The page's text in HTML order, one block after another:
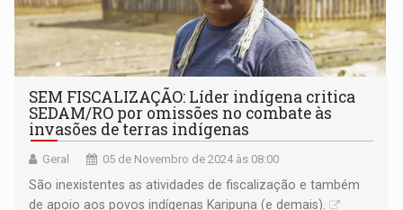
SEM FISCALIZAÇÃO: Líder indígena critica
SEDAM/RO por omissões no combate às
invasões de terras indígenas
Geral 05 de Novembro de 2024 às 08:00
São inexistentes as atividades de fiscalização e também
de apoio aos povos indígenas Karipuna (e demais).